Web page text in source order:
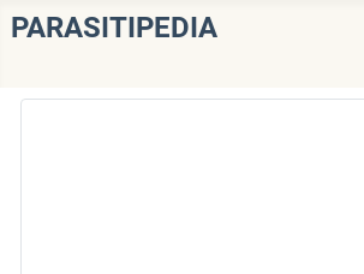
PARASITIPEDIA